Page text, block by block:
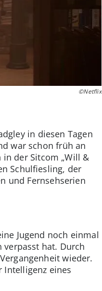
©Netflix
in diesen Tagen
war schon früh an
der Sitcom „Will &
Schulfiesling, der
und Fernsehserien
Jugend noch einmal
verpasst hat. Durch
wieder.
Intelligenz eines